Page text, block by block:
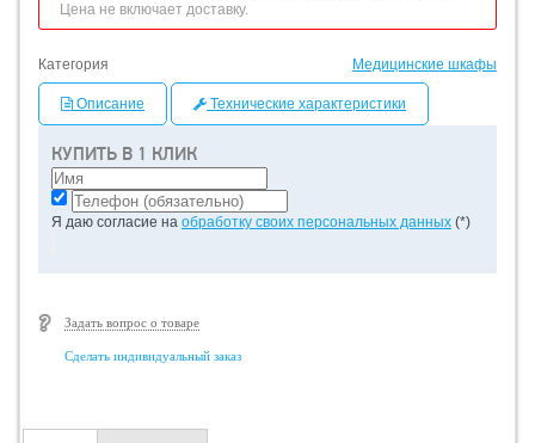
КУПИТЬ В 1 КЛИК
Я даю согласие на обработку своих персональных данных (*)
Задать вопрос о товаре
Сделать индивидуальный заказ
Цена не включает доставку.
Категория Медицинские шкафы
Описание Технические характеристики